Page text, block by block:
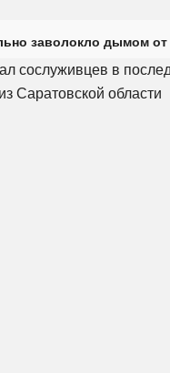
заволокло дымом